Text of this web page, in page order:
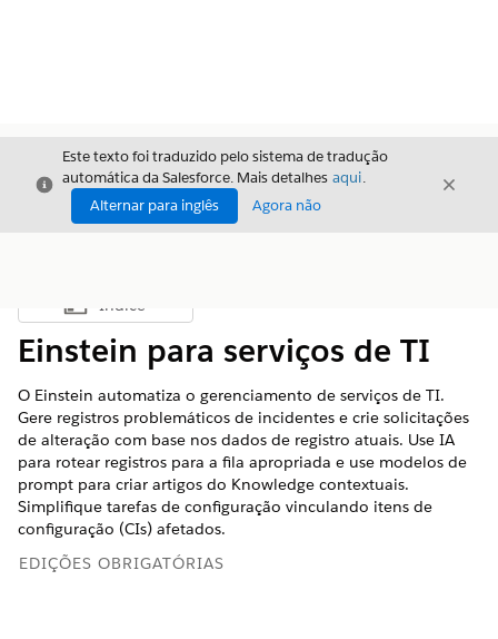
Fechar
Este texto foi traduzido pelo sistema de tradução
automática da Salesforce. Mais detalhes aqui.
Alternar para inglês
Agora não
Fechar
Mostrar índice
Índice
Einstein para serviços de TI
O Einstein automatiza o gerenciamento de serviços de TI.
Gere registros problemáticos de incidentes e crie solicitações
de alteração com base nos dados de registro atuais. Use IA
para rotear registros para a fila apropriada e use modelos de
prompt para criar artigos do Knowledge contextuais.
Simplifique tarefas de configuração vinculando itens de
configuração (CIs) afetados.
EDIÇÕES OBRIGATÓRIAS